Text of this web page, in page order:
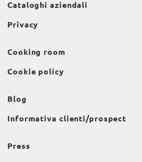
Cataloghi aziendali
Privacy
Cooking room
Cookie policy
Blog
Informativa clienti/prospect
Press